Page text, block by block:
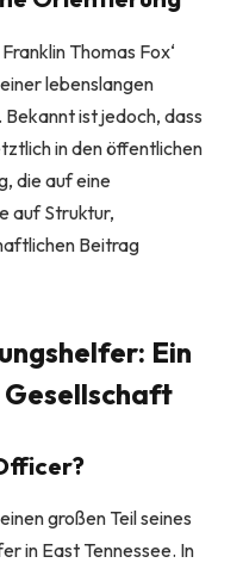
Thomas Fox‘
lebenslangen
ist jedoch, dass
in den öffentlichen
die auf eine
auf Struktur,
Beitrag
Ein
großen Teil seines
in East Tennessee. In